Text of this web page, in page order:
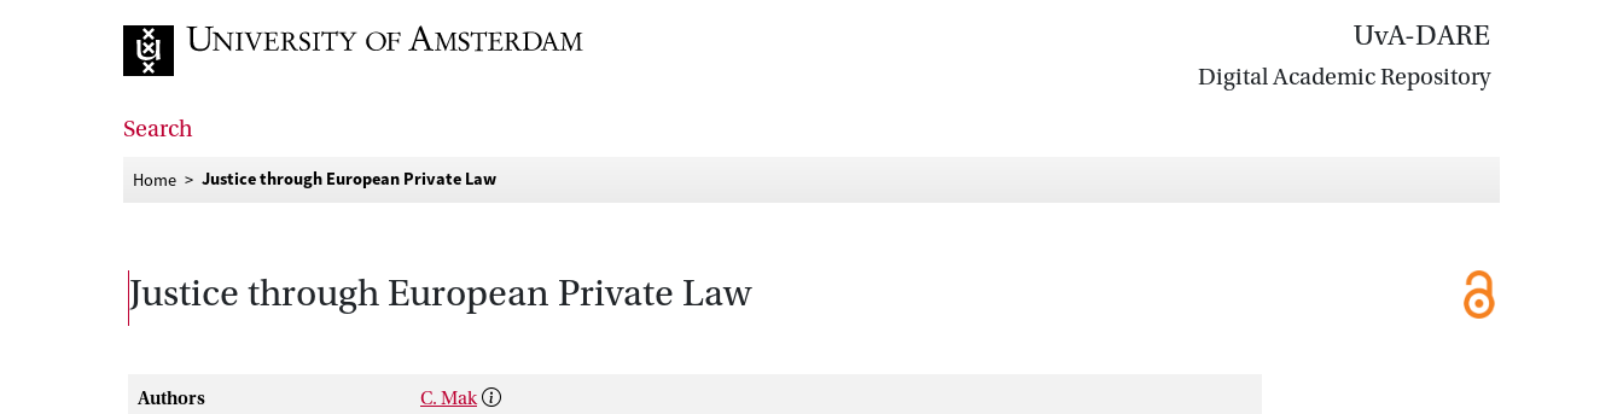
UvA-DARE
Digital Academic Repository
Search
Home Justice through European Private Law
Justice through European Private Law
Authors C. Mak